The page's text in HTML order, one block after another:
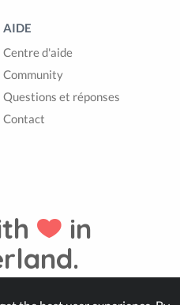
AIDE
Centre d'aide
Community
Questions et réponses
Contact
in